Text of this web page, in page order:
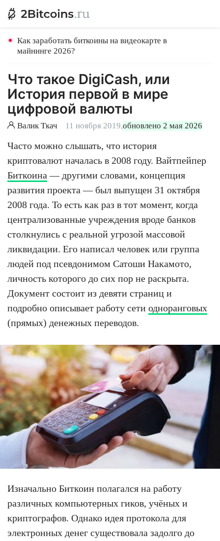
Как заработать биткоины на видеокарте в
майнинге 2026?
Что такое DigiCash, или
История первой в мире
цифровой валюты
Валик Ткач 11 ноября 2019,обновлено 2 мая 2026
Часто можно слышать, что история
криптовалют началась в 2008 году. Вайтпейпер
Биткоина — другими словами, концепция
развития проекта — был выпущен 31 октября
2008 года. То есть как раз в тот момент, когда
централизованные учреждения вроде банков
столкнулись с реальной угрозой массовой
ликвидации. Его написал человек или группа
людей под псевдонимом Сатоши Накамото,
личность которого до сих пор не раскрыта.
Документ состоит из девяти страниц и
подробно описывает работу сети одноранговых
(прямых) денежных переводов.
Изначально Биткоин полагался на работу
различных компьютерных гиков, учёных и
криптографов. Однако идея протокола для
электронных денег существовала задолго до